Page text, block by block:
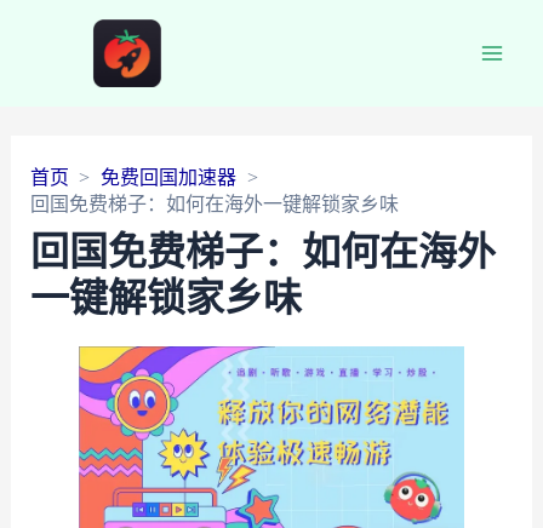
首页
免费回国加速器
回国免费梯子：如何在海外一键解锁家乡味
回国免费梯子：如何在海外
一键解锁家乡味